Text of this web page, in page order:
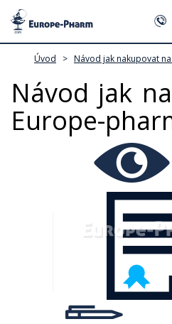
Úvod > Návod jak nakupovat
Návod jak
Europe-